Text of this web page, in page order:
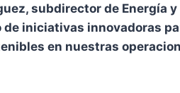
subdirector de Energía
iniciativas innovadoras
en nuestras